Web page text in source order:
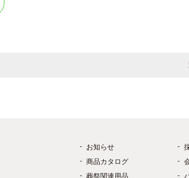
お知らせ
商品カタログ
葬祭関連用品